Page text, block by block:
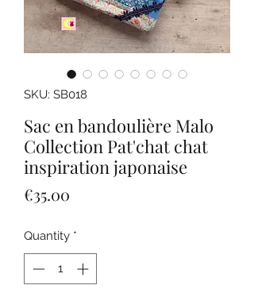
SKU: SB018
Sac en bandoulière Malo
Collection Pat'chat chat
inspiration japonaise
€35.00
Quantity *